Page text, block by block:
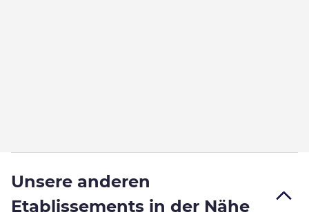
Unsere anderen
Etablissements in der Nähe